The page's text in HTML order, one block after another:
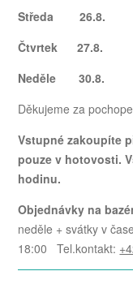
Středa 26.8.
Čtvrtek 27.8.
Neděle 30.8.
Děkujeme za
Vstupné zakoupíte
pouze v hotovosti.
hodinu.
Objednávky na
neděle + svátky v
18:00 Tel.kontakt: